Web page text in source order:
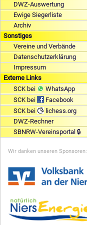
DWZ-Auswertung
Ewige Siegerliste
Archiv
Sonstiges
Vereine und Verbände
Datenschutzerklärung
Impressum
Externe Links
SCK bei
WhatsApp
SCK bei
Facebook
SCK bei
lichess.org
DWZ-Rechner
SBNRW-Vereinsportal 🔒
Wir danken unseren Sponsoren: